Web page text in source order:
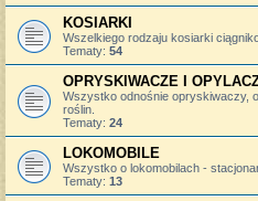
KOSIARKI
Wszelkiego rodzaju kosiarki
Tematy: 54
OPRYSKIWACZE I
Wszystko odnośnie opryskiwaczy,
roślin.
Tematy: 24
LOKOMOBILE
Wszystko o lokomobilach -
Tematy: 13